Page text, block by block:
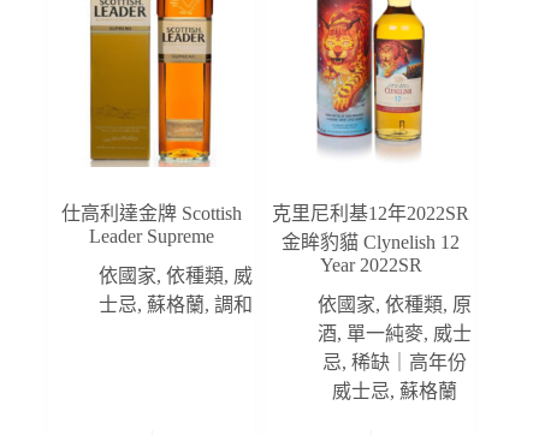
仕高利達金牌 Scottish
Leader Supreme
依國家,依種類, 威
士忌,蘇格蘭,調和
克里尼利基12年2022SR
金眸豹貓 Clynelish 12
Year 2022SR
依國家,依種類, 原
酒, 單一純麥, 威士
忌,稀缺｜高年份
威士忌,蘇格蘭